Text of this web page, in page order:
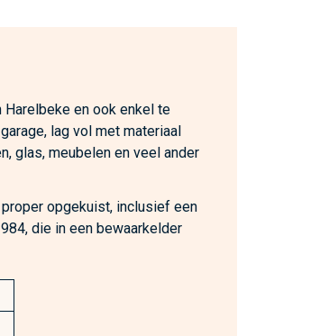
Harelbeke en ook enkel te
lag vol met materiaal
glas, meubelen en veel ander
opgekuist, inclusief een
die in een bewaarkelder